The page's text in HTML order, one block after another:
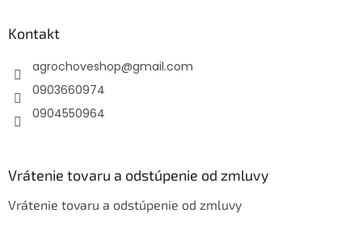
Kontakt
agrochoveshop@gmail.com
0903660974
0904550964
Vrátenie tovaru a odstúpenie od zmluvy
Vrátenie tovaru a odstúpenie od zmluvy